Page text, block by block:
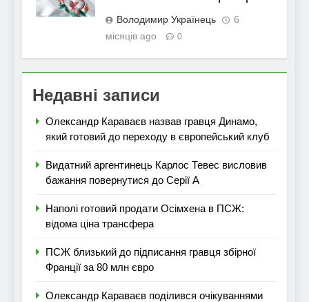
Володимир Українець
6
місяців ago
0
Недавні записи
Олександр Караваєв назвав гравця Динамо,
який готовий до переходу в європейський клуб
Видатний аргентинець Карлос Тевес висловив
бажання повернутися до Серії А
Наполі готовий продати Осімхена в ПСЖ:
відома ціна трансфера
ПСЖ близький до підписання гравця збірної
Франції за 80 млн євро
Олександр Караваєв поділився очікуваннями